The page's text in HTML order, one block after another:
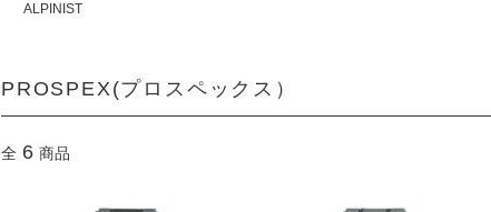
ALPINIST
PROSPEX(プロスペックス）
全 6 商品